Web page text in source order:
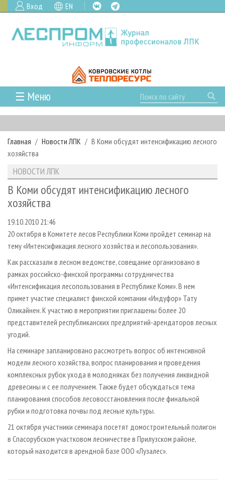
Вход EN
☰ Меню
ГЛАВНАЯ
РУБРИКИ И ТЕМЫ
РУБРИКИ ЖУРНАЛА
ЛЕСОЗАГОТОВКА
ЛЕСОПИЛЕНИЕ
СУШКА ДРЕВЕСИНЫ
ПРОИЗВОДСТВО ДРЕВЕСНЫХ ПЛИТ
ДЕРЕВЯННОЕ ДОМОСТРОЕНИЕ
ПРОИЗВОДСТВО МЕБЕЛИ
БИОЭНЕРГЕТИКА
ЦБП
ИНСТРУМЕНТ И МАТЕРИАЛЫ
НОВОСТИ
НОВОСТИ ЛПК
НОВОСТИ ЖУРНАЛА
ПРОЕКТЫ ЛПИ
АНАЛИТИКА
ПРЕДПРИЯТИЯ ЛПК
ПЕРСОНЫ
МОБИЛЬНЫЕ ВЫСТАВКИ
ОФИЦИАЛЬНЫЕ ДЕЛЕГАЦИИ
ПРИОРИТЕТНЫЕ ИНВЕСТПРОЕКТЫ
RUSSIAN FORESTRY REVIEW
ГАЗЕТА ЛЕСПРОМФОРУМ
БИБЛИОТЕКА СПЕЦИАЛИСТА
АРХИВ
АРХИВ ЖУРНАЛОВ
О ЖУРНАЛЕ
ПОДПИСКА
КОНТАКТЫ
РЕКЛАМОДАТЕЛЯМ
РЕКЛАМА
РЕКЛАМА НА САЙТЕ
Главная Новости ЛПК
В Коми обсудят интенсификацию лесного
хозяйства
НОВОСТИ ЛПК
В Коми обсудят интенсификацию лесного
хозяйства
19.10.2010 21:46
20 октября в Комитете лесов Республики Коми пройдет семинар на
тему «Интенсификация лесного хозяйства и лесопользования».
Как рассказали в лесном ведомстве, совещание организовано в
рамках российско-финской программы сотрудничества
«Интенсификация лесопользования в Республике Коми». В нем
примет участие специалист финской компании «Индуфор» Тату
Оликайнен. К участию в мероприятии приглашены более 20
представителей республиканских предприятий-арендаторов лесных
угодий.
На семинаре запланировано рассмотреть вопрос об интенсивной
модели лесного хозяйства, вопрос планирования и проведения
комплексных рубок ухода в молодняках без получения ликвидной
древесины и с ее получением. Также будет обсуждаться тема
планирования способов лесовосстановления после финальной
рубки и подготовка почвы под лесные культуры.
21 октября участники семинара посетят домостроительный полигон
в Спасорубском участковом лесничестве в Прилузском районе,
который находится в арендной базе ООО «Лузалес».